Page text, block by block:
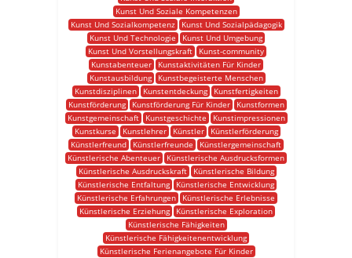
Kunst Und Soziale Kompetenzen
Kunst Und Sozialkompetenz
Kunst Und Sozialpädagogik
Kunst Und Technologie
Kunst Und Umgebung
Kunst Und Vorstellungskraft
Kunst-community
Kunstabenteuer
Kunstaktivitäten Für Kinder
Kunstausbildung
Kunstbegeisterte Menschen
Kunstdisziplinen
Kunstentdeckung
Kunstfertigkeiten
Kunstförderung
Kunstförderung Für Kinder
Kunstformen
Kunstgemeinschaft
Kunstgeschichte
Kunstimpressionen
Kunstkurse
Kunstlehrer Künstler
Künstlerförderung
Künstlerfreund
Künstlerfreunde
Künstlergemeinschaft
Künstlerische Abenteuer
Künstlerische Ausdrucksformen
Künstlerische Ausdruckskraft
Künstlerische Bildung
Künstlerische Entfaltung
Künstlerische Entwicklung
Künstlerische Erfahrungen
Künstlerische Erlebnisse
Künstlerische Erziehung
Künstlerische Exploration
Künstlerische Fähigkeiten
Künstlerische Fähigkeitenentwicklung
Künstlerische Ferienangebote Für Kinder